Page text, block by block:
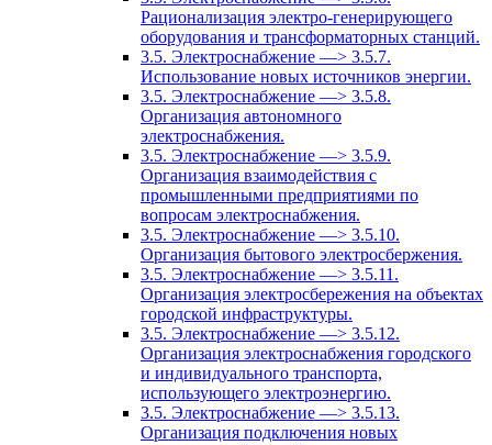
Рационализация электро-генерирующего
оборудования и трансформаторных станций.
3.5. Электроснабжение —> 3.5.7.
Использование новых источников энергии.
3.5. Электроснабжение —> 3.5.8.
Организация автономного
электроснабжения.
3.5. Электроснабжение —> 3.5.9.
Организация взаимодействия с
промышленными предприятиями по
вопросам электроснабжения.
3.5. Электроснабжение —> 3.5.10.
Организация бытового электросбержения.
3.5. Электроснабжение —> 3.5.11.
Организация электросбережения на объектах
городской инфраструктуры.
3.5. Электроснабжение —> 3.5.12.
Организация электроснабжения городского
и индивидуального транспорта,
использующего электроэнергию.
3.5. Электроснабжение —> 3.5.13.
Организация подключения новых